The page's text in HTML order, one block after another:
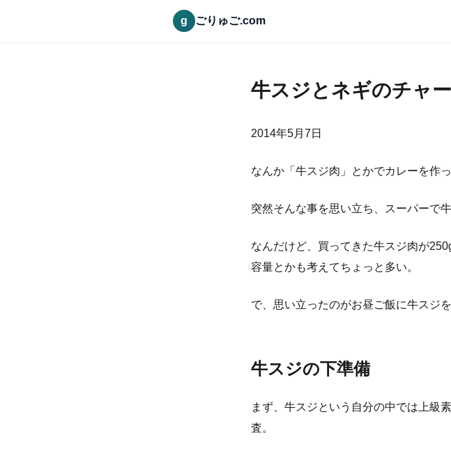
g ごりゅご.com
牛スジとネギのチャ
2014年5月7日
なんか「牛スジ肉」とかでカレーを作
突然そんな事を思い立ち、スーパーで
なんだけど、買ってきた牛スジ肉が
容量とかも考えてちょっと多い。
で、思い立ったのがお昼ご飯に牛スジ
牛スジの下準備
まず、牛スジという自分の中では上級
査。